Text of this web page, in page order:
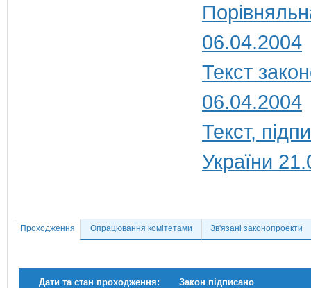
06.04.2004
Текст
06.04.2004
Текст,
України
Проходження Опрацювання комітетами Зв'язані законопроекти
Дати та стан проходження: Закон підписано